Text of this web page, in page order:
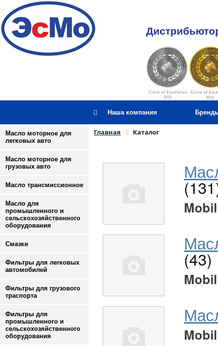
Наша компания
Масло моторное для
легковых авто
Масло моторное для
грузовых авто
Масло трансмиссионное
Масло для
промышленного и
сельскохозяйственного
оборудования
Смазки
Фильтры для легковых
автомобилей
Фильтры для грузового
траспорта
Фильтры для
промышленного и
сельскохозяйственного
оборудования
Главная Каталог
Mobil
(43)
Mobil
Mobil